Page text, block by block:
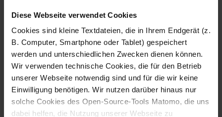
Diese Webseite verwendet Cookies
Cookies sind kleine Textdateien, die in Ihrem Endgerät (z.
B. Computer, Smartphone oder Tablet) gespeichert
werden und unterschiedlichen Zwecken dienen können.
Wir verwenden technische Cookies, die für den Betrieb
unserer Webseite notwendig sind und für die wir keine
Einwilligung benötigen. Wir nutzen darüber hinaus nur
solche Cookies des Open-Source-Tools Matomo, die uns
dabei helfen, die Nutzung unserer Webseite zu
Fotografo: Lorenz
Sternbach
Download
Fotografo: Lorenz
Sternbach
Download